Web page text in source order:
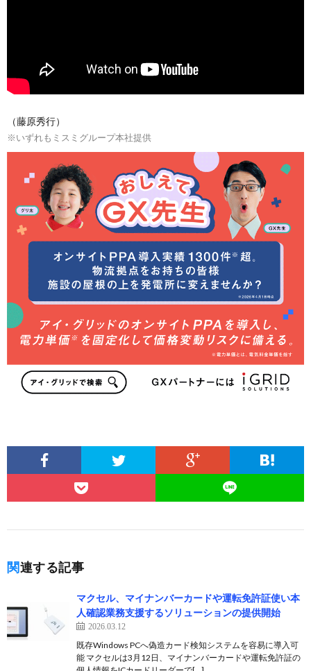
（藤原秀行）
※いずれもミスミグループ本社提供
関連する記事
マクセル、マイナンバーカードや運転免許証使い本
人確認業務支援するソリューションの提供開始
2026.03.12
既存Windows PCへ偽造カード検知システムを容易に導入可
能 マクセルは3月12日、マイナンバーカードや運転免許証の